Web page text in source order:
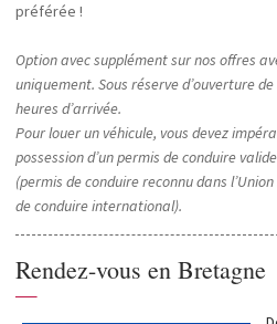
préférée !
Option avec supplément sur nos offres
uniquement. Sous réserve d’ouverture de
heures d’arrivée.
Pour louer un véhicule, vous devez
possession d’un permis de conduire
(permis de conduire reconnu dans
de conduire international).
Rendez-vous en Bretagne
—